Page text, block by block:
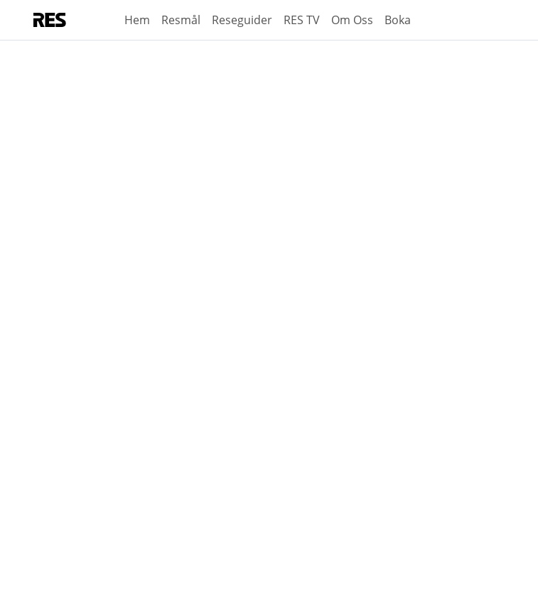
Hem Resmål Reseguider RES TV Om Oss Boka